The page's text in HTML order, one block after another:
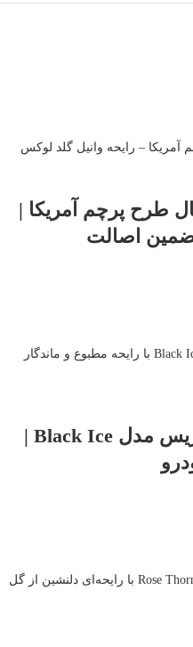
طرح پرچم آمریکا |
اصالت
خوشبوکننده کارتی لیتل تریس مدل Black Ice |